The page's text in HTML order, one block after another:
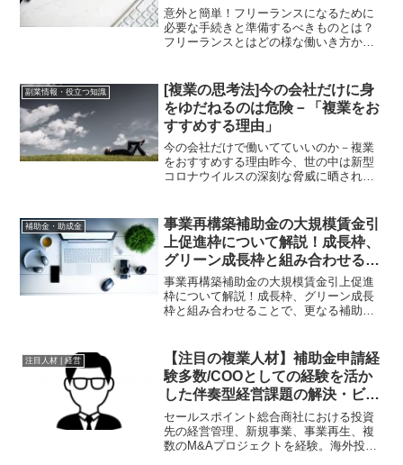
意外と簡単！フリーランスになるために
必要な手続きと準備するべきものとは？
フリーランスとはどの様な働いき方か知
ます。その自由度の高さから、フリーラ
ンスに興味を持っている人...
副業情報・役立つ知識
[複業の思考法]今の会社だけに身
をゆだねるのは危険－「複業をお
すすめする理由」
今の会社だけで働いてていいのか－複業
をおすすめする理由昨今、世の中は新型
コロナウイルスの深刻な脅威に晒されて
響がある』と見込む企業は75.9％(2021年
5月)でした。...
補助金・助成金
事業再構築補助金の大規模賃金引
上促進枠について解説！成長枠、
グリーン成長枠と組み合わせるこ
とで、更なる補助が期待できる可
能性も！
事業再構築補助金の大規模賃金引上促進
枠について解説！成長枠、グリーン成長
枠と組み合わせることで、更なる補助が
よる事業再構築補助金制度が複数回公募
されています。最近の公募...
注目人材 | 経営
【注目の複業人材】補助金申請経
験多数/COOとしての経験を活か
した伴奏型経営課題の解決・ビジ
ネス支援のスペシャリスト
セールスポイント総合商社における投資
先の経営管理、新規事業、事業再生、複
数のM&Aプロジェクトを経験。海外投資